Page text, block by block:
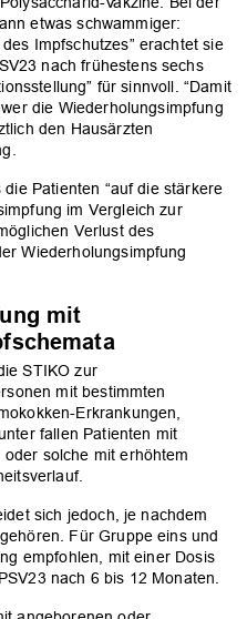
etwas schwammiger:
Impfschutzes” erachtet sie
nach frühestens sechs
für sinnvoll. “Damit
die Wiederholungsimpfung
den Hausärzten
Patienten “auf die stärkere
im Vergleich zur
Verlust des
Wiederholungsimpfung
mit
STIKO zur
mit bestimmten
Erkrankungen,
fallen Patienten mit
solche mit erhöhtem
sich jedoch, je nachdem
Für Gruppe eins und
empfohlen, mit einer Dosis
nach 6 bis 12 Monaten.